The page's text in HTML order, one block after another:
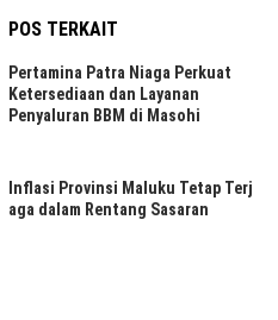
POS TERKAIT
Pertamina Patra Niaga Perkuat
Ketersediaan dan Layanan
Penyaluran BBM di Masohi
Inflasi Provinsi Maluku Tetap Terj
aga dalam Rentang Sasaran